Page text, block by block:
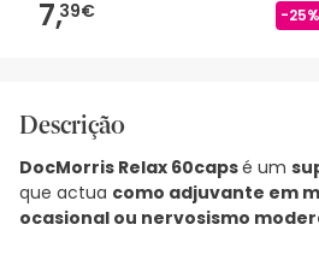
7,39€ -25%
Descrição
DocMorris Relax 60capsé um
que actua como adjuvante em
ocasional ou nervosismo